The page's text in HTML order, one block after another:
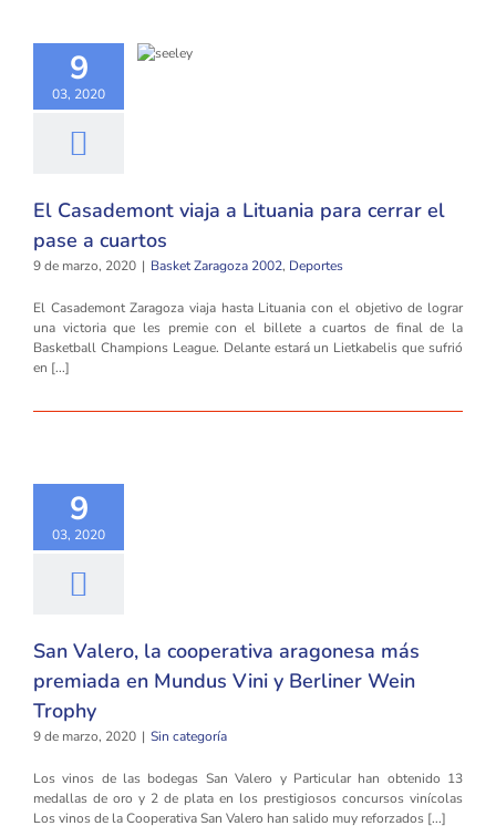
9
03, 2020
El Casademont viaja a Lituania para cerrar el
pase a cuartos
9 de marzo, 2020 | Basket Zaragoza 2002, Deportes
El Casademont Zaragoza viaja hasta Lituania con el objetivo de lograr
una victoria que les premie con el billete a cuartos de final de la
Basketball Champions League. Delante estará un Lietkabelis que sufrió
en [...]
9
03, 2020
San Valero, la
San Valero, la cooperativa aragonesa más
premiada en Mundus Vini y Berliner Wein
Trophy
9 de marzo, 2020 | Sin categoría
Los vinos de las bodegas San Valero y Particular han obtenido 13
medallas de oro y 2 de plata en los prestigiosos concursos vinícolas
Los vinos de la Cooperativa San Valero han salido muy reforzados [...]